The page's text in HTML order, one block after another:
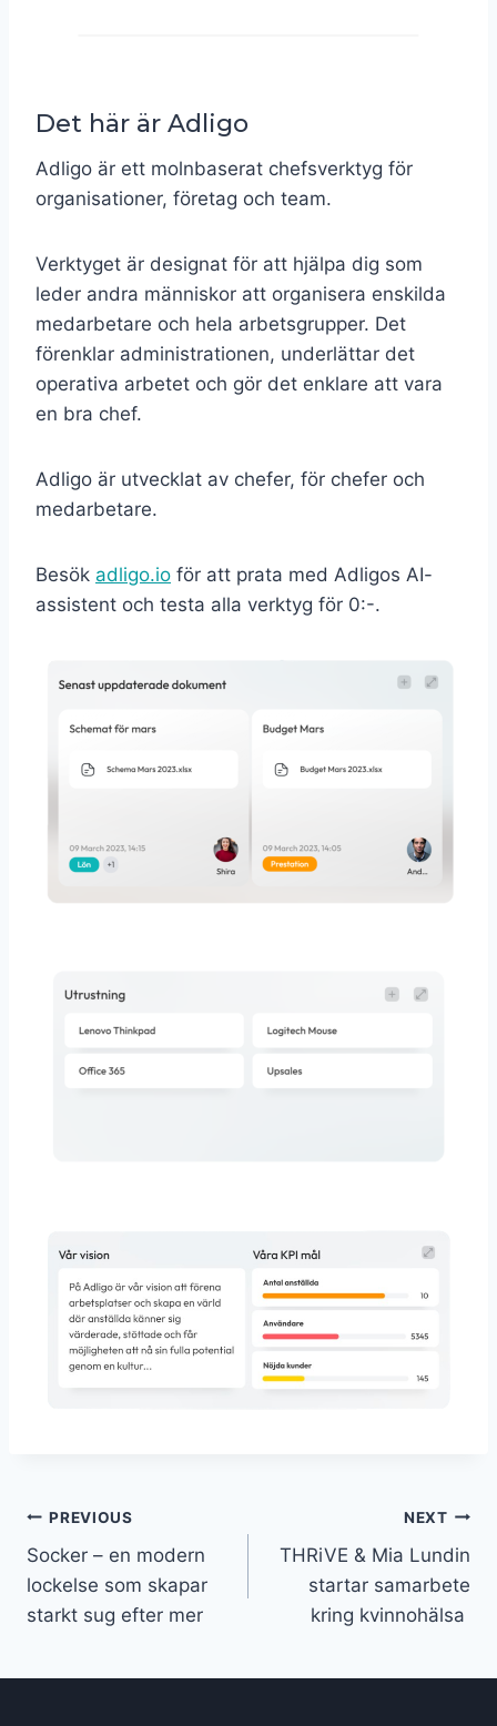
Det här är Adligo​
Adligo är ett molnbaserat chefsverktyg för
organisationer, företag och team.
Verktyget är designat för att hjälpa dig som
leder andra människor att organisera enskilda
medarbetare och hela arbetsgrupper. Det
förenklar administrationen, underlättar det
operativa arbetet och gör det enklare att vara
en bra chef.
Adligo är utvecklat av chefer, för chefer och
medarbetare.
Besök adligo.io för att prata med Adligos AI-
assistent och testa alla verktyg för 0:-.
Inläggsnavigering
PREVIOUS
Socker – en modern
lockelse som skapar
starkt sug efter mer
NEXT
THRiVE & Mia Lundin
startar samarbete
kring kvinnohälsa